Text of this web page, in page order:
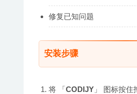
修复已知问题
安装步骤
将 「CODIJY 」 图标按